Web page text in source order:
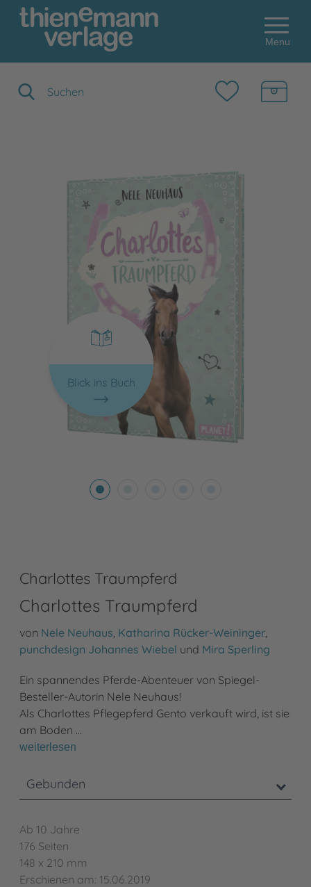
Menu
Blick ins Buch
Charlottes Traumpferd
Charlottes Traumpferd
von Nele Neuhaus Katharina Rücker-Weininger
punchdesign Johannes Wiebel und Mira Sperling
Ein spannendes Pferde-Abenteuer von Spiegel-
Besteller-Autorin Nele Neuhaus!
Als Charlottes Pflegepferd Gento verkauft wird, ist sie
am Boden …
weiterlesen
Gebunden
Ab 10 Jahre
176 Seiten
148 x 210 mm
Erschienen am: 15.06.2019